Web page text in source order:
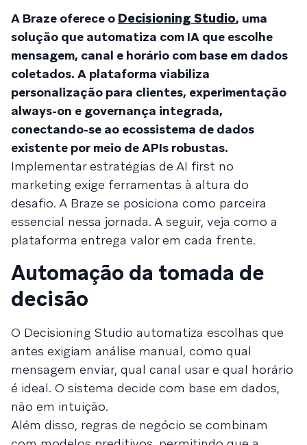
A Braze oferece o Decisioning Studio, uma
solução que automatiza com IA que escolhe
mensagem, canal e horário com base em dados
coletados. A plataforma viabiliza
personalização para clientes, experimentação
always-on e governança integrada,
conectando-se ao ecossistema de dados
existente por meio de APIs robustas.
Implementar estratégias de AI first no
marketing exige ferramentas à altura do
desafio. A Braze se posiciona como parceira
essencial nessa jornada. A seguir, veja como a
plataforma entrega valor em cada frente.
Automação da tomada de
decisão
O Decisioning Studio automatiza escolhas que
antes exigiam análise manual, como qual
mensagem enviar, qual canal usar e qual horário
é ideal. O sistema decide com base em dados,
não em intuição.
Além disso, regras de negócio se combinam